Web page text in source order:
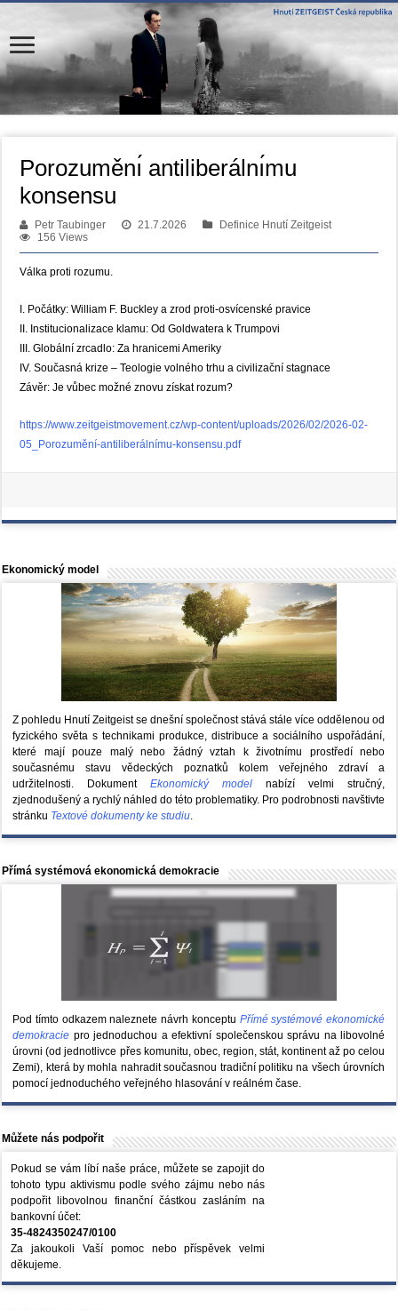
Porozuměnı́ antiliberálnı́mu
konsensu
Petr Taubinger 21.7.2026
Definice Hnutí Zeitgeist
156 Views
Válka proti rozumu.
I. Počátky: William F. Buckley a zrod proti-osvícenské pravice
II. Institucionalizace klamu: Od Goldwatera k Trumpovi
III. Globální zrcadlo: Za hranicemi Ameriky
IV. Současná krize – Teologie volného trhu a civilizační stagnace
Závěr: Je vůbec možné znovu získat rozum?
https://www.zeitgeistmovement.cz/wp-content/uploads/2026/02/2026-02-
05_Porozumění-antiliberálnímu-konsensu.pdf
Ekonomický model
Z pohledu Hnutí Zeitgeist se dnešní společnost stává stále více oddělenou od
fyzického světa s technikami produkce, distribuce a sociálního uspořádání,
které mají pouze malý nebo žádný vztah k životnímu prostředí nebo
současnému stavu vědeckých poznatků kolem veřejného zdraví a
udržitelnosti. DokumentEkonomický model nabízí velmi stručný,
zjednodušený a rychlý náhled do této problematiky. Pro podrobnosti navštivte
stránku Textové dokumenty ke studiu.
Přímá systémová ekonomická demokracie
Pod tímto odkazem naleznete návrh konceptu Přímé systémové ekonomické
demokracie pro jednoduchou a efektivní společenskou správu na libovolné
úrovni (od jednotlivce přes komunitu, obec, region, stát, kontinent až po celou
Zemi), která by mohla nahradit současnou tradiční politiku na všech úrovních
pomocí jednoduchého veřejného hlasování v reálném čase.
Můžete nás podpořit
Pokud se vám líbí naše práce, můžete se zapojit do
tohoto typu aktivismu podle svého zájmu nebo nás
podpořit libovolnou finanční částkou zasláním na
bankovní účet:
35-4824350247/0100
Za jakoukoli Vaší pomoc nebo příspěvek velmi
děkujeme.